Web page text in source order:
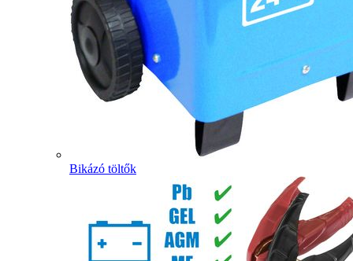
Bikázó töltők